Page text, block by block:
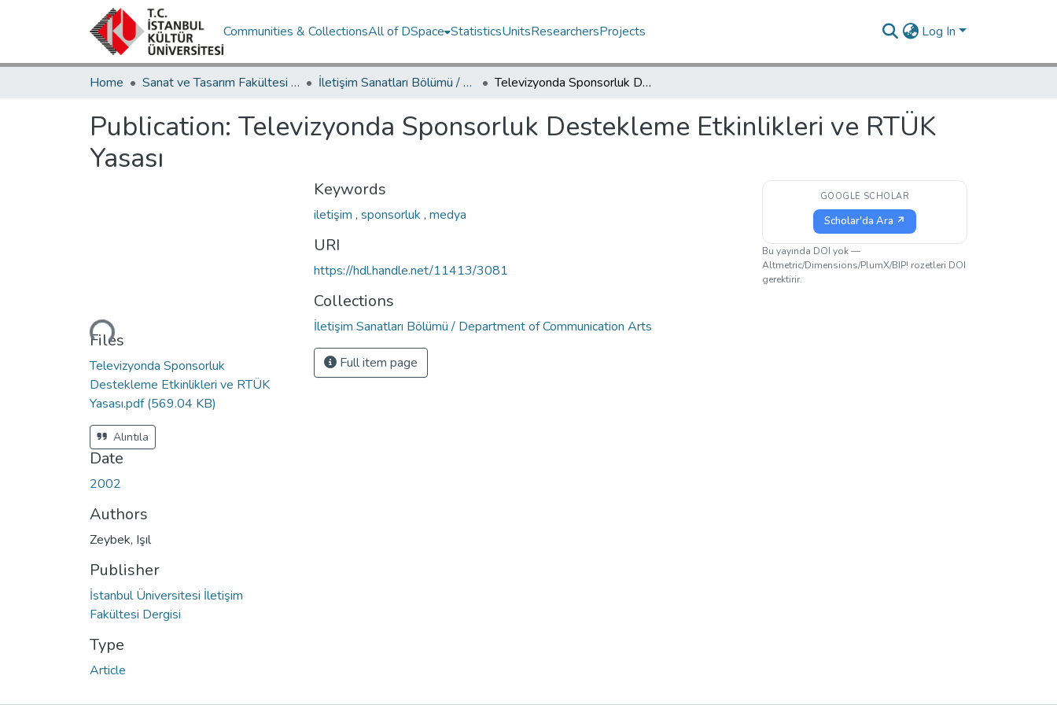
Communities & CollectionsAll of DSpace StatisticsUnitsResearchersProjects Log In
Home Sanat ve Tasarım Fakültesi / Faculty of Art and Design İletişim Sanatları Bölümü / Department of Communication Arts Televizyonda Sponsorluk Destekleme Etkinlikleri ve RTÜK Yasası
Publication: Televizyonda Sponsorluk Destekleme Etkinlikleri ve RTÜK
Yasası
Loading...
Files
Televizyonda Sponsorluk
Destekleme Etkinlikleri ve RTÜK
Yasası.pdf(569.04 KB)
Alıntıla
Date
2002
Authors
Zeybek, Işıl
Publisher
İstanbul Üniversitesi İletişim
Fakültesi Dergisi
Type
Article
Keywords
iletişim , sponsorluk , medya
URI
https://hdl.handle.net/11413/3081
Collections
İletişim Sanatları Bölümü / Department of Communication Arts
Full item page
GOOGLE SCHOLAR
Scholar'da Ara ↗
Bu yayında DOI yok —
Altmetric/Dimensions/PlumX/BIP! rozetleri DOI
gerektirir.